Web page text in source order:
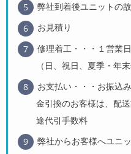
弊社到着後ユニットの
お見積り
修理着工・・・１営業
（日、祝日、夏季・年
お支払い・・・お振込
金引換のお客様は、配
途代引手数料
弊社からお客様へユニ